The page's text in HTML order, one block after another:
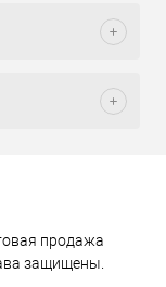
продажа
защищены.